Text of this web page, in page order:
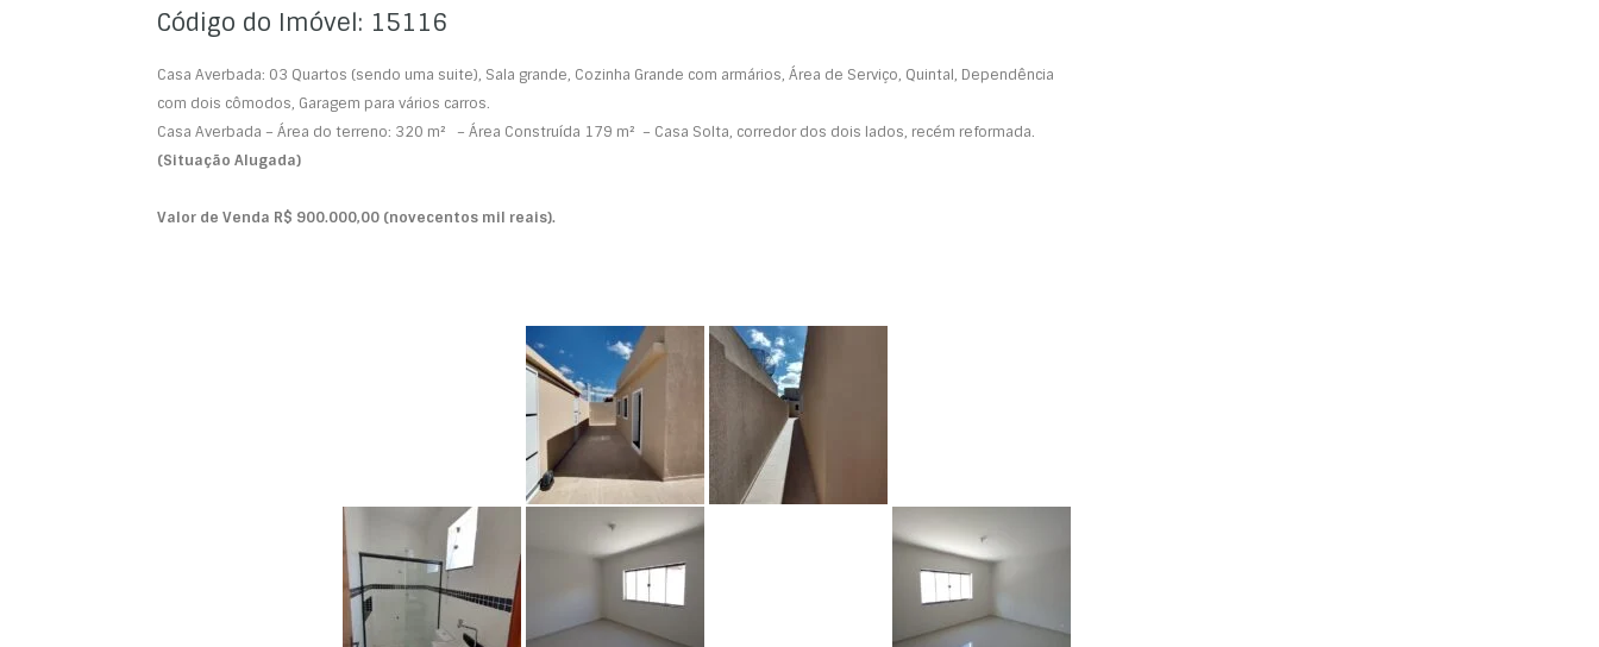
Código do Imóvel: 15116
Casa Averbada: 03 Quartos (sendo uma suite), Sala grande, Cozinha Grande com armários, Área de Serviço, Quintal, Dependência
com dois cômodos, Garagem para vários carros.
Casa Averbada – Área do terreno: 320 m² – Área Construída 179 m² – Casa Solta, corredor dos dois lados, recém reformada.
(Situação Alugada)
Valor de Venda R$ 900.000,00 (novecentos mil reais).